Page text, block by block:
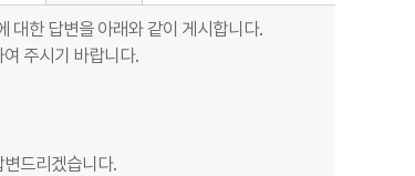
대한 답변을 아래와 같이 게시합니다.
주시기 바랍니다.
변드리겠습니다.